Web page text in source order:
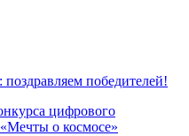
поздравляем победителей!
цифрового
о космосе»